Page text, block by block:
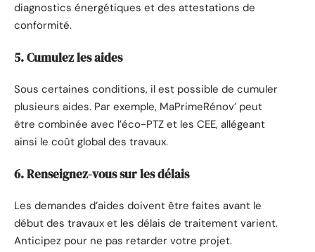
diagnostics énergétiques et des attestations de
conformité.
5. Cumulez les aides
Sous certaines conditions, il est possible de cumuler
plusieurs aides. Par exemple, MaPrimeRénov’ peut
être combinée avec l’éco-PTZ et les CEE, allégeant
ainsi le coût global des travaux.
6. Renseignez-vous sur les délais
Les demandes d’aides doivent être faites avant le
début des travaux et les délais de traitement varient.
Anticipez pour ne pas retarder votre projet.